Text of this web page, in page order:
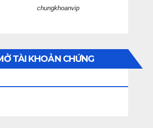
chungkhoanvip
TÀI KHOẢN CHỨNG